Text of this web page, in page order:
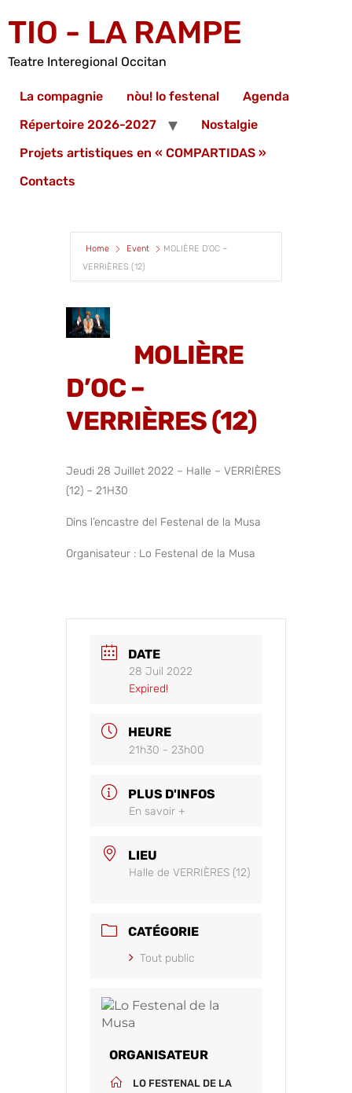
TIO - LA RAMPE
Teatre Interegional Occitan
La compagnie nòu! lo festenal
Agenda
Répertoire 2026-2027
Nostalgie
Projets artistiques en « COMPARTIDAS »
Contacts
Home Event
MOLIÈRE D’OC –
VERRIÈRES (12)
MOLIÈRE
D’OC –
VERRIÈRES (12)
Jeudi 28 Juillet 2022 – Halle – VERRIÈRES
(12) – 21H30
Dins l’encastre del Festenal de la Musa
Organisateur : Lo Festenal de la Musa
DATE
28 Juil 2022
Expired!
HEURE
21h30 - 23h00
PLUS D'INFOS
En savoir +
LIEU
Halle de VERRIÈRES (12)
CATÉGORIE
Tout public
ORGANISATEUR
LO FESTENAL DE LA